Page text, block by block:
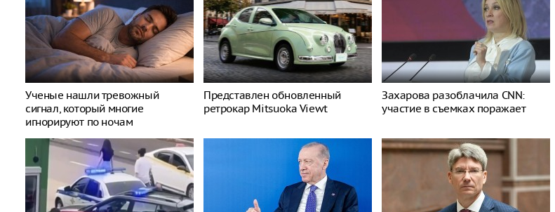
Ученые нашли тревожный
сигнал, который многие
игнорируют по ночам
Представлен обновленный
ретрокар Mitsuoka Viewt
Захарова разоблачила CNN:
участие в съемках поражает